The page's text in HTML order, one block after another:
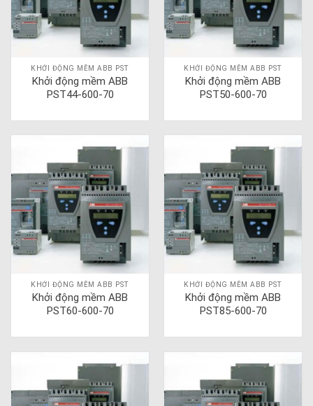
KHỞI ĐỘNG MỀM ABB PST
Khởi động mềm ABB
PST44-600-70
KHỞI ĐỘNG MỀM ABB PST
Khởi động mềm ABB
PST50-600-70
KHỞI ĐỘNG MỀM ABB PST
Khởi động mềm ABB
PST60-600-70
KHỞI ĐỘNG MỀM ABB PST
Khởi động mềm ABB
PST85-600-70